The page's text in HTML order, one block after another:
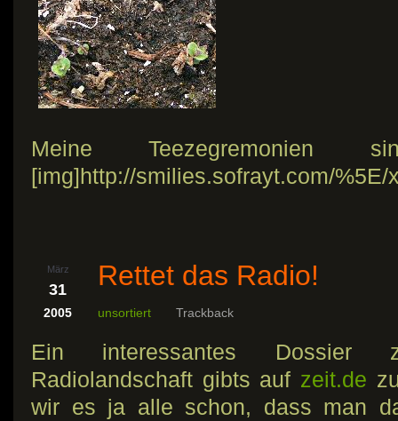
Meine Teezegremonien
[img]http://smilies.sofrayt.com/%5E/
März
31
2005
Rettet das Radio!
unsortiert Trackback
Ein interessantes Dossier
Radiolandschaft gibts auf zeit.de
wir es ja alle schon, dass man